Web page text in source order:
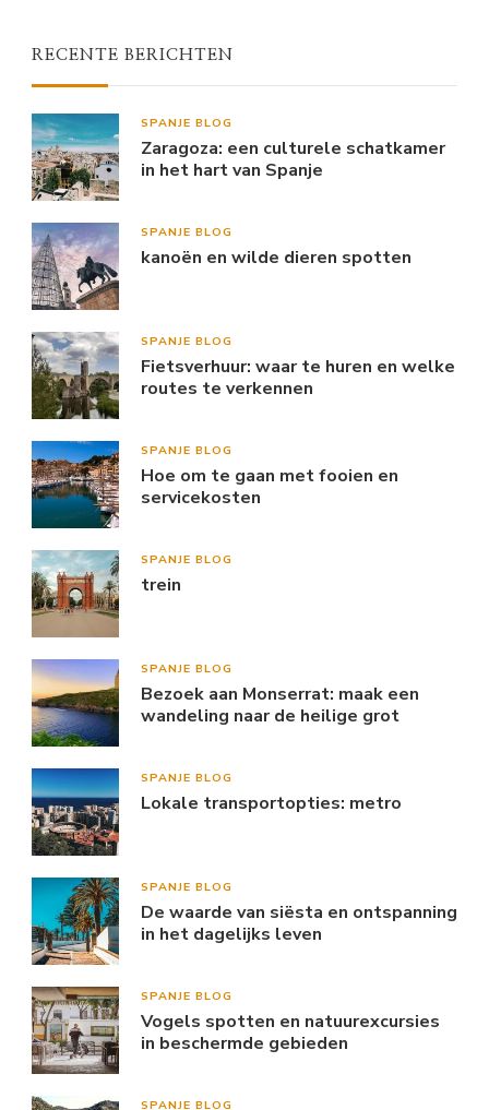
RECENTE BERICHTEN
SPANJE BLOG
Zaragoza: een culturele schatkamer
in het hart van Spanje
SPANJE BLOG
kanoën en wilde dieren spotten
SPANJE BLOG
Fietsverhuur: waar te huren en welke
routes te verkennen
SPANJE BLOG
Hoe om te gaan met fooien en
servicekosten
SPANJE BLOG
trein
SPANJE BLOG
Bezoek aan Monserrat: maak een
wandeling naar de heilige grot
SPANJE BLOG
Lokale transportopties: metro
SPANJE BLOG
De waarde van siësta en ontspanning
in het dagelijks leven
SPANJE BLOG
Vogels spotten en natuurexcursies
in beschermde gebieden
SPANJE BLOG